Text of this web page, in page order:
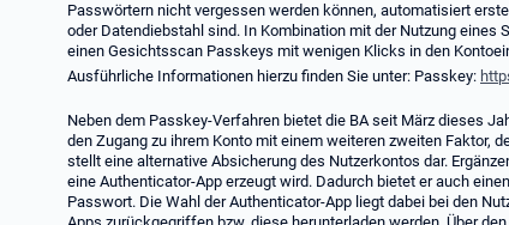
Passwörtern nicht vergessen werden können, automatisiert
oder Datendiebstahl sind. In Kombination mit der Nutzung eines
einen Gesichtsscan Passkeys mit wenigen Klicks in den
Ausführliche Informationen hierzu finden Sie unter: Passkey:
Neben dem Passkey-Verfahren bietet die BA seit März dieses
den Zugang zu ihrem Konto mit einem weiteren zweiten Faktor,
stellt eine alternative Absicherung des Nutzerkontos dar.
eine Authenticator-App erzeugt wird. Dadurch bietet er auch
Passwort. Die Wahl der Authenticator-App liegt dabei bei den